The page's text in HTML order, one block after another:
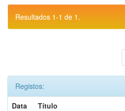
Resultados 1-1 de 1.
Registos:
Data
Título